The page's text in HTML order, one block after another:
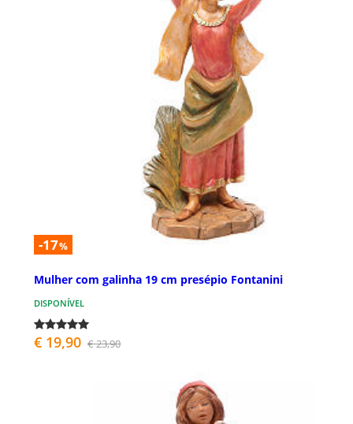
-17%
Mulher com galinha 19 cm presépio Fontanini
DISPONÍVEL
€ 19,90 € 23,90